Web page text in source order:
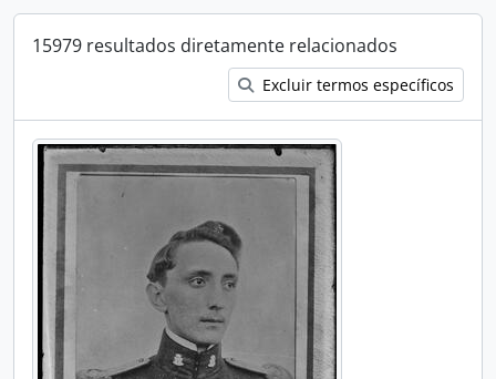
15979 resultados diretamente relacionados
Excluir termos específicos